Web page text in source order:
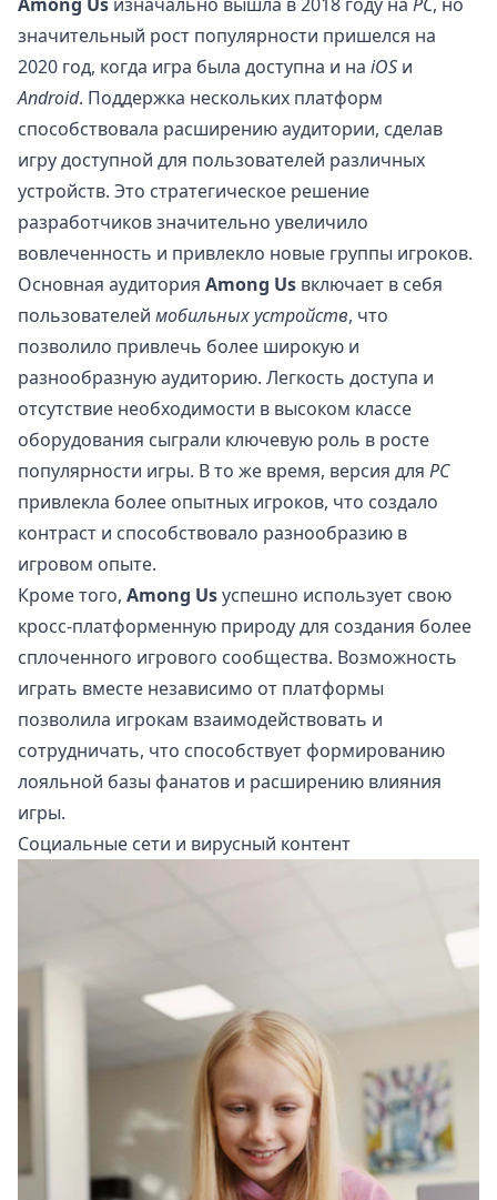
значительный рост популярности пришелся на
2020 год, когда игра была доступна и на iOS и
Android. Поддержка нескольких платформ
способствовала расширению аудитории, сделав
игру доступной для пользователей различных
устройств. Это стратегическое решение
разработчиков значительно увеличило
вовлеченность и привлекло новые группы игроков.
Основная аудитория Among Us включает в себя
пользователей мобильных устройств, что
позволило привлечь более широкую и
разнообразную аудиторию. Легкость доступа и
отсутствие необходимости в высоком классе
оборудования сыграли ключевую роль в росте
популярности игры. В то же время, версия для PC
привлекла более опытных игроков, что создало
контраст и способствовало разнообразию в
игровом опыте.
Кроме того, Among Usуспешно использует свою
кросс-платформенную природу для создания более
сплоченного игрового сообщества. Возможность
играть вместе независимо от платформы
позволила игрокам взаимодействовать и
сотрудничать, что способствует формированию
лояльной базы фанатов и расширению влияния
игры.
Социальные сети и вирусный контент